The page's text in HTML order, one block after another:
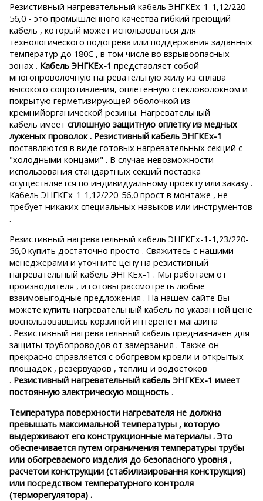
Резистивный нагревательный кабель ЭНГКЕх-1-1,12/220-
56,0 - это промышленного качества гибкий греющий
кабель , который может использоваться для
технологического подогрева или поддержания заданных
температур до 180С , в том числе во взрывоопасных
зонах . Кабель ЭНГКЕх-1 представляет собой
многопроволочную нагревательную жилу из сплава
высокого сопротивления, оплетенную стекловолокном и
покрытую герметизирующей оболочкой из
кремнийорганической резины. Нагревательный
кабель имеет сплошную защитную оплетку из медных
луженых проволок . Резистивный кабель ЭНГКЕх-1
поставляются в виде готовых нагревательных секций с
"холодными концами" . В случае невозможности
использования стандартных секций поставка
осуществляется по индивидуальному проекту или заказу .
Кабель ЭНГКЕх-1-1,12/220-56,0 прост в монтаже , не
требует никаких специальных навыков или инструментов
.
Резистивный нагревательный кабель ЭНГКЕх-1-1,23/220-
56,0 купить достаточно просто . Свяжитесь с нашими
менеджерами и уточните цену на резистивный
нагревательный кабель ЭНГКЕх-1 . Мы работаем от
производителя , и готовы рассмотреть любые
взаимовыгодные предложения . На нашем сайте Вы
можете купить нагревательный кабель по указанной цене
воспользовавшись корзиной интеренет магазина
. Резистивный нагревательный кабель предназначен для
защиты трубопроводов от замерзания . Также он
прекрасно справляется с обогревом кровли и открытых
площадок , резервуаров , теплиц и водостоков
. Резистивный нагревательный кабель ЭНГКЕх-1 имеет
постоянную электрическую мощность .
Температура поверхности нагревателя не должна
превышать максимальной температуры , которую
выдерживают его конструкционные материалы . Это
обеспечивается путем ограничения температуры трубы
или обогреваемого изделия до безопасного уровня ,
расчетом конструкции (стабилизировання конструкция)
или посредством температурного контроля
(терморегулятора) .